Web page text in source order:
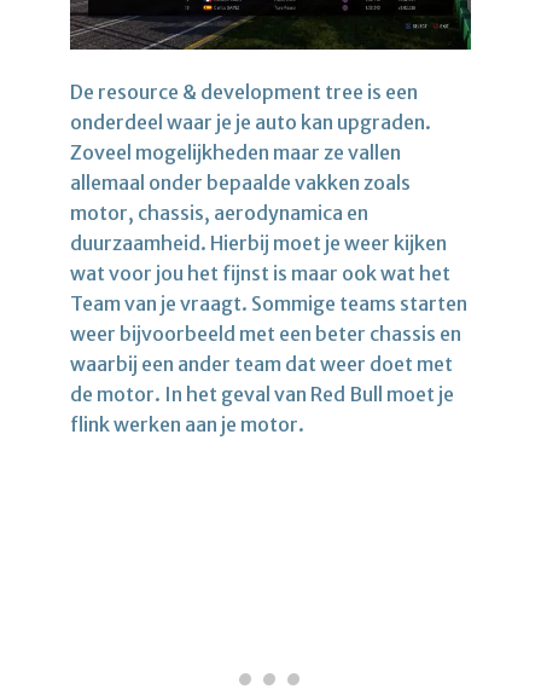
De resource & development tree is een
onderdeel waar je je auto kan upgraden.
Zoveel mogelijkheden maar ze vallen
allemaal onder bepaalde vakken zoals
motor, chassis, aerodynamica en
duurzaamheid. Hierbij moet je weer kijken
wat voor jou het fijnst is maar ook wat het
Team van je vraagt. Sommige teams starten
weer bijvoorbeeld met een beter chassis en
waarbij een ander team dat weer doet met
de motor. In het geval van Red Bull moet je
flink werken aan je motor.